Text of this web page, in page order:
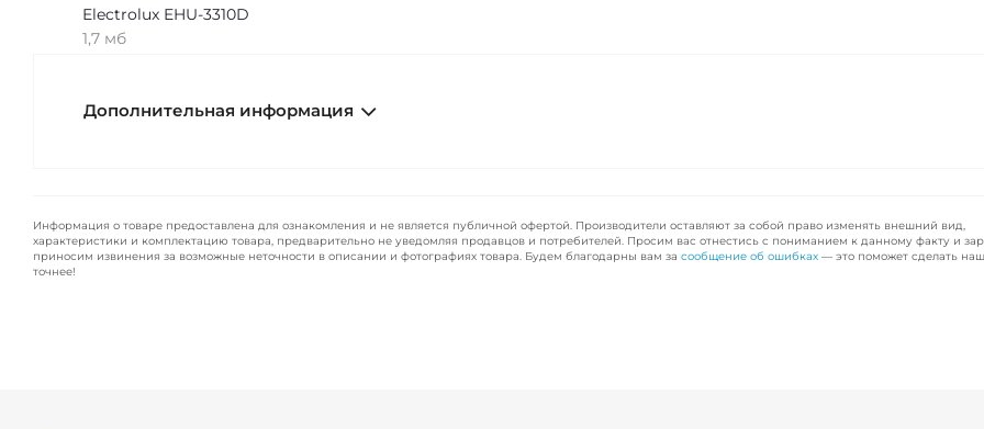
Electrolux EHU-3310D
1,7 мб
Дополнительная информация
Информация о товаре предоставлена для ознакомления и не является публичной офертой. Производители оставляют за собой право изменять внешний вид,
характеристики и комплектацию товара, предварительно не уведомляя продавцов и потребителей. Просим вас отнестись с пониманием к данному факту и
приносим извинения за возможные неточности в описании и фотографиях товара. Будем благодарны вам за сообщение об ошибках — это поможет сделать
точнее!